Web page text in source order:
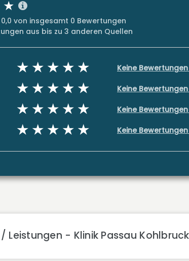
von insgesamt 0 Bewertungen
aus bis zu 3 anderen Quellen
Keine
Keine
Keine
Keine
Leistungen - Klinik Passau